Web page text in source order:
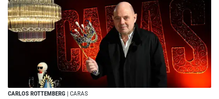
CARLOS ROTTEMBERG | CARAS